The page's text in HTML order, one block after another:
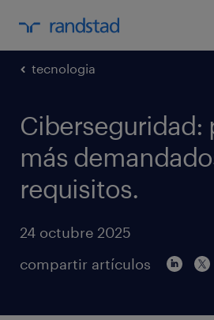
tecnologia
Ciberseguridad:
más
requisitos.
24 octubre 2025
compartir artículos